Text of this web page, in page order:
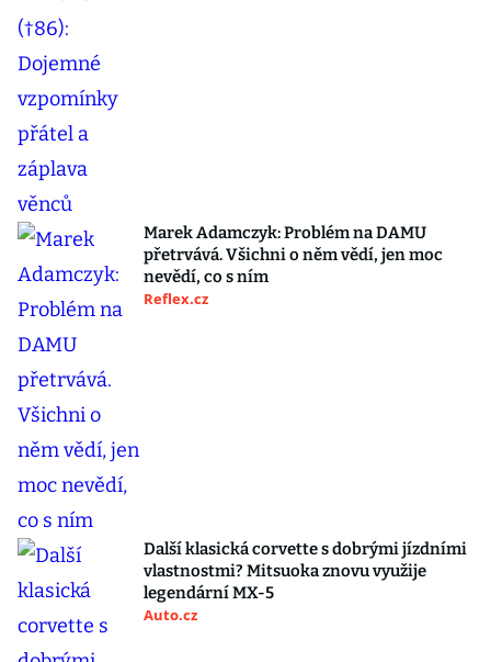
Marek Adamczyk: Problém na DAMU
přetrvává. Všichni o něm vědí, jen moc
nevědí, co s ním
Reflex.cz
Další klasická corvette s dobrými jízdními
vlastnostmi? Mitsuoka znovu využije
legendární MX-5
Auto.cz